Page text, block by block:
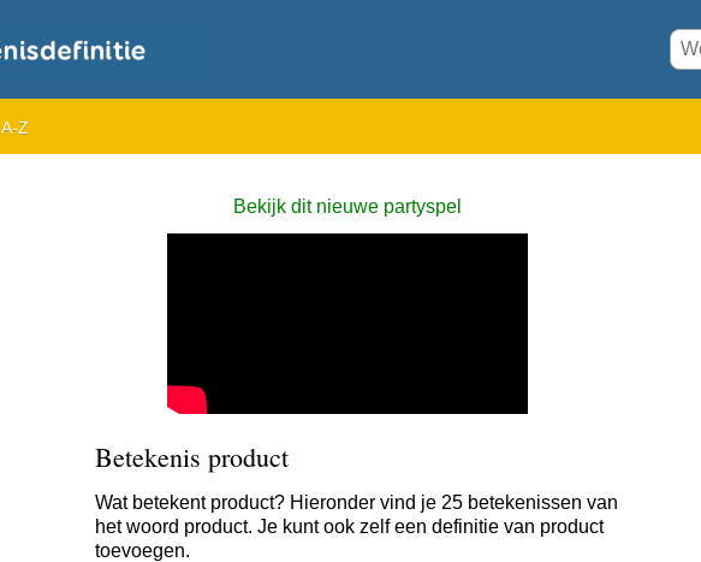
A-Z
Bekijk dit nieuwe partyspel
Betekenis product
Wat betekent product? Hieronder vind je 25 betekenissen van
het woord product. Je kunt ook zelf een definitie van product
toevoegen.